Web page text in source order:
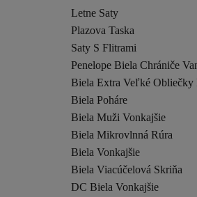
Letne Saty
Plazova Taska
Saty S Flitrami
Penelope Biela Chrániče
Biela Extra Veľké Obliečky
Biela Poháre
Biela Muži Vonkajšie
Biela Mikrovlnná Rúra
Biela Vonkajšie
Biela Viacúčelová Skriňa
DC Biela Vonkajšie